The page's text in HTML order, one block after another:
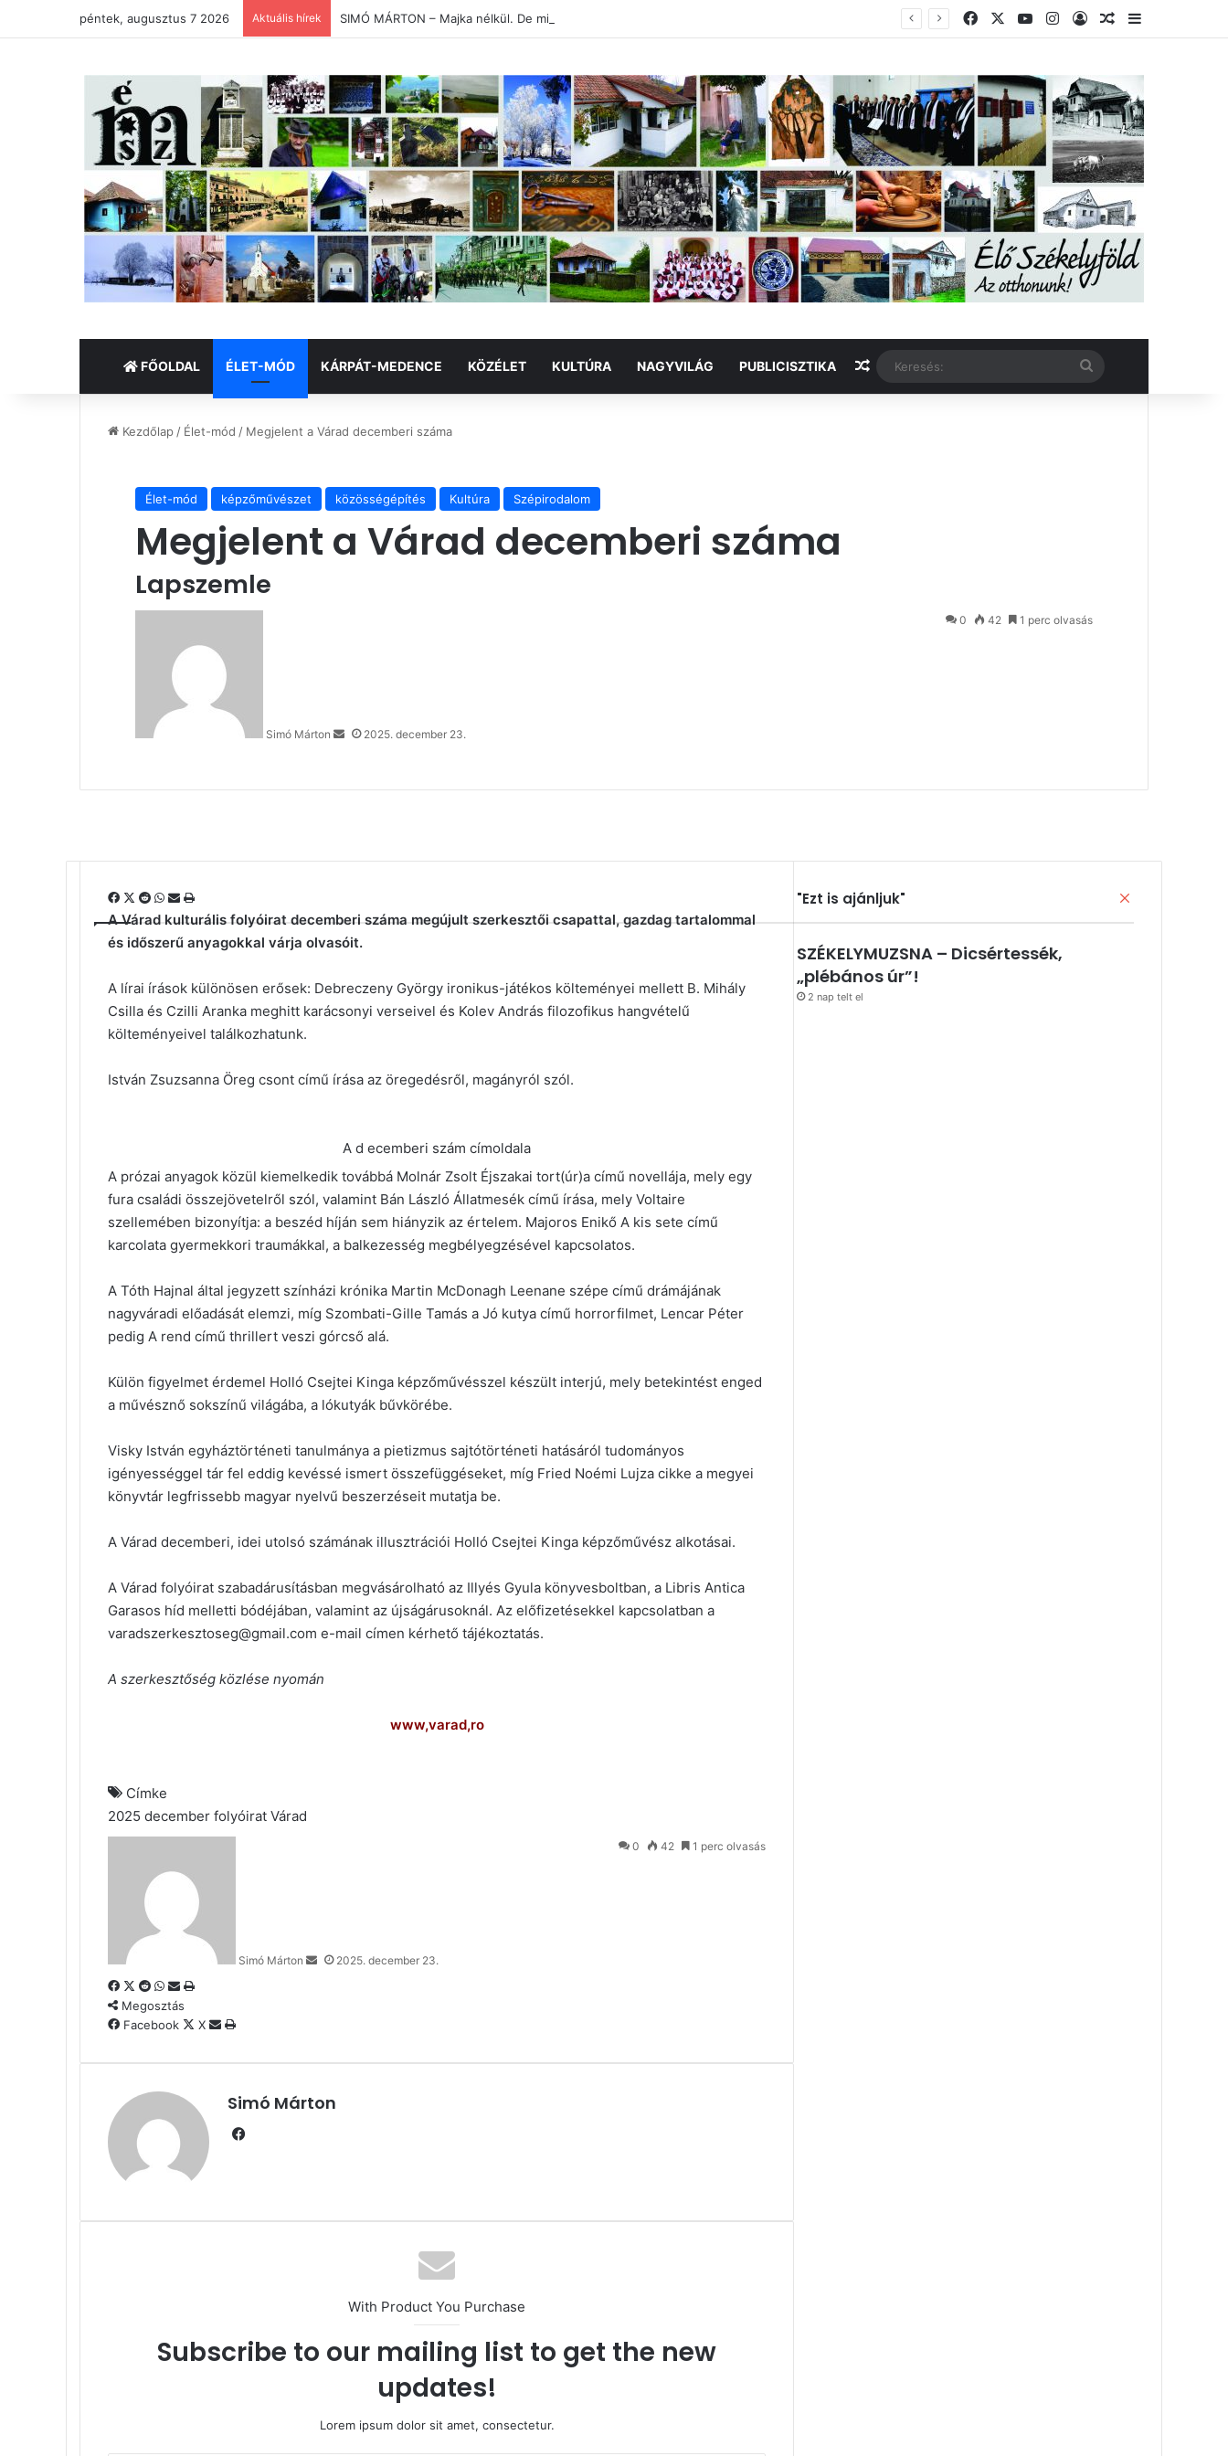
péntek, augusztus 7 2026 Aktuális hírek SIMÓ MÁRTON – Majka nélkül. De mi lesz az irodalommal? FacebookYouTubeInstagram
BelépésVéletlen cikk
Oldalsáv
FŐOLDAL ÉLET-MÓD KÁRPÁT-MEDENCE KÖZÉLET KULTÚRA NAGYVILÁG PUBLICISZTIKA Véletlen cikk Keresés:
Kezdőlap / Élet-mód / Megjelent a Várad decemberi száma
Élet-mód képzőművészet közösségépítés Kultúra Szépirodalom
Megjelent a Várad decemberi száma
Lapszemle
Simó Márton 2025. december 23.
0 42 1 perc olvasás
Facebook
X Reddit
WhatsApp
Megosztás
email-
Nyomtatás
A Várad kulturális folyóirat decemberi száma megújult szerkesztői csapattal, gazdag tartalommal
és időszerű anyagokkal várja olvasóit.
A lírai írások különösen erősek: Debreczeny György ironikus-játékos költeményei mellett B. Mihály
Csilla és Czilli Aranka meghitt karácsonyi verseivel és Kolev András filozofikus hangvételű
költeményeivel találkozhatunk.
István Zsuzsanna Öreg csont című írása az öregedésről, magányról szól.
A d ecemberi szám címoldala
A prózai anyagok közül kiemelkedik továbbá Molnár Zsolt Éjszakai tort(úr)a című novellája, mely egy
fura családi összejövetelről szól, valamint Bán László Állatmesék című írása, mely Voltaire
szellemében bizonyítja: a beszéd híján sem hiányzik az értelem. Majoros Enikő A kis sete című
karcolata gyermekkori traumákkal, a balkezesség megbélyegzésével kapcsolatos.
A Tóth Hajnal által jegyzett színházi krónika Martin McDonagh Leenane szépe című drámájának
nagyváradi előadását elemzi, míg Szombati-Gille Tamás a Jó kutya című horrorfilmet, Lencar Péter
pedig A rend című thrillert veszi górcső alá.
Külön figyelmet érdemel Holló Csejtei Kinga képzőművésszel készült interjú, mely betekintést enged
a művésznő sokszínű világába, a lókutyák bűvkörébe.
Visky István egyháztörténeti tanulmánya a pietizmus sajtótörténeti hatásáról tudományos
igényességgel tár fel eddig kevéssé ismert összefüggéseket, míg Fried Noémi Lujza cikke a megyei
könyvtár legfrissebb magyar nyelvű beszerzéseit mutatja be.
A Várad decemberi, idei utolsó számának illusztrációi Holló Csejtei Kinga képzőművész alkotásai.
A Várad folyóirat szabadárusításban megvásárolható az Illyés Gyula könyvesboltban, a Libris Antica
Garasos híd melletti bódéjában, valamint az újságárusoknál. Az előfizetésekkel kapcsolatban a
varadszerkesztoseg@gmail.com e-mail címen kérhető tájékoztatás.
A szerkesztőség közlése nyomán
www,varad,ro
Címke
2025 december folyóirat Várad
Simó Márton 2025. december 23.
0 42 1 perc olvasás
Facebook
X Reddit
WhatsApp
Megosztás
email-
ben
Nyomtatás
Megosztás
Facebook
X
Megosztás
ben
Nyomtatás
Simó Márton
With Product You Purchase
Subscribe to our mailing list to get the new
updates!
Lorem ipsum dolor sit amet, consectetur.
"Ezt is ajánljuk"
SZÉKELYMUZSNA – Dicsértessék,
„plébános úr”!
2 nap telt el